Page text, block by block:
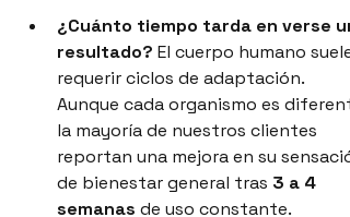
¿Cuánto tiempo tarda en verse un
resultado? El cuerpo humano suele
requerir ciclos de adaptación.
Aunque cada organismo es
la mayoría de nuestros clientes
reportan una mejora en su
de bienestar general tras 3 a 4
semanas de uso constante.